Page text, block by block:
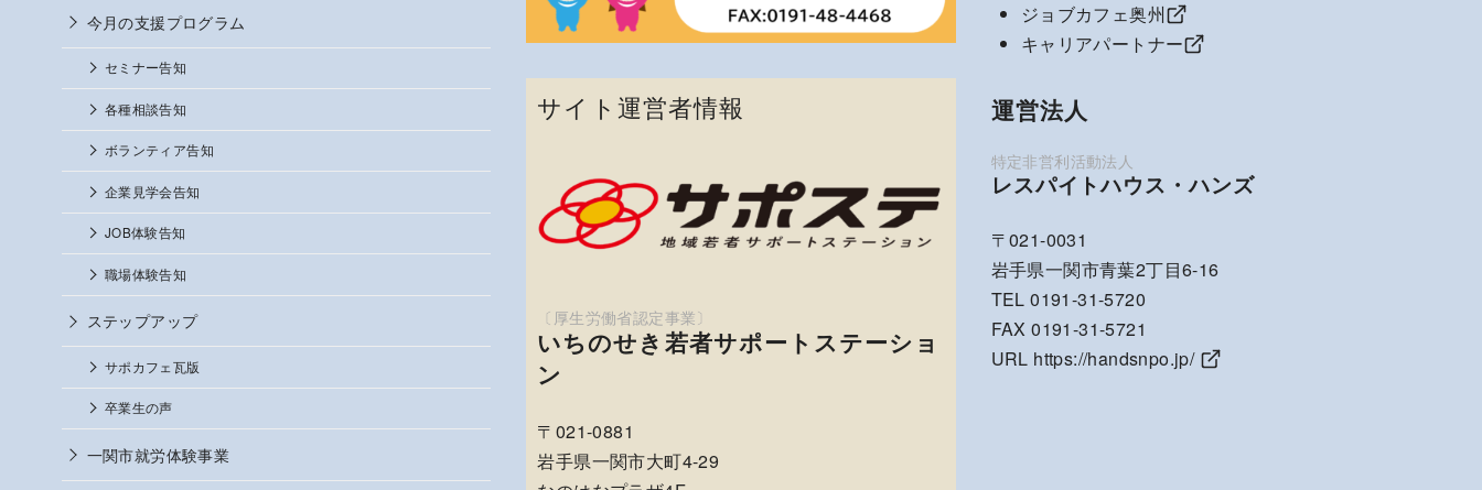
今月の支援プログラム
セミナー告知
各種相談告知
ボランティア告知
企業見学会告知
JOB体験告知
職場体験告知
ステップアップ
サポカフェ瓦版
卒業生の声
一関市就労体験事業
サイト運営者情報
いちのせき若者サポートステーショ
ン
〒021-0881
岩手県一関市大町4-29
ジョブカフェ奥州
キャリアパートナー
運営法人
レスパイトハウス・ハンズ
〒021-0031
岩手県一関市青葉2丁目6-16
TEL 0191-31-5720
FAX 0191-31-5721
URL https://handsnpo.jp/